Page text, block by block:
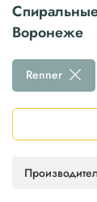
Воронеже
Renner